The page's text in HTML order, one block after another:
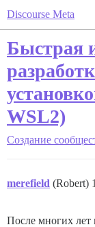
Discourse Meta
Быстрая
WSL2)
Создание
merefield (Robert) 1
После многих лет